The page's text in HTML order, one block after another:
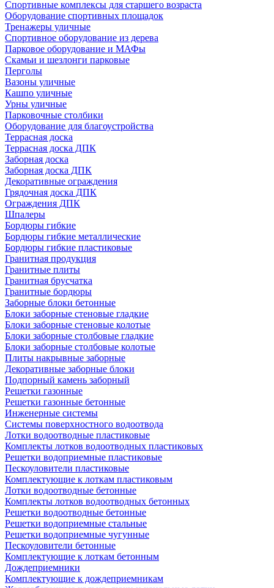
Спортивные комплексы для старшего возраста
Оборудование спортивных площадок
Тренажеры уличные
Спортивное оборудование из дерева
Парковое оборудование и МАФы
Скамьи и шезлонги парковые
Перголы
Вазоны уличные
Кашпо уличные
Урны уличные
Парковочные столбики
Оборудование для благоустройства
Террасная доска
Террасная доска ДПК
Заборная доска
Заборная доска ДПК
Декоративные ограждения
Грядочная доска ДПК
Ограждения ДПК
Шпалеры
Бордюры гибкие
Бордюры гибкие металлические
Бордюры гибкие пластиковые
Гранитная продукция
Гранитные плиты
Гранитная брусчатка
Гранитные бордюры
Заборные блоки бетонные
Блоки заборные стеновые гладкие
Блоки заборные стеновые колотые
Блоки заборные столбовые гладкие
Блоки заборные столбовые колотые
Плиты накрывные заборные
Декоративные заборные блоки
Подпорный камень заборный
Решетки газонные
Решетки газонные бетонные
Инженерные системы
Системы поверхностного водоотвода
Лотки водоотводные пластиковые
Комплекты лотков водоотводных пластиковых
Решетки водоприемные пластиковые
Пескоуловители пластиковые
Комплектующие к лоткам пластиковым
Лотки водоотводные бетонные
Комплекты лотков водоотводных бетонных
Решетки водоотводные бетонные
Решетки водоприемные стальные
Решетки водоприемные чугунные
Пескоуловители бетонные
Комплектующие к лоткам бетонным
Дождеприемники
Комплектующие к дождеприемникам